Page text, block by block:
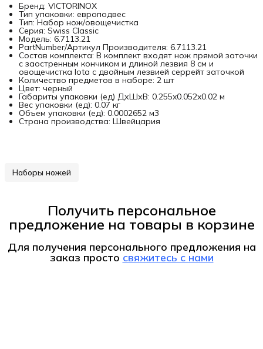
Бренд: VICTORINOX
Тип упаковки: европодвес
Тип: Набор нож/овощечистка
Серия: Swiss Classic
Модель: 6.7113.21
PartNumber/Артикул Производителя: 6.7113.21
Состав комплекта: В комплект входят нож прямой заточки
с заостренным кончиком и длиной лезвия 8 см и
овощечистка Iota с двойным лезвией серрейт заточкой
Количество предметов в наборе: 2 шт
Цвет: черный
Габариты упаковки (ед) ДхШхВ: 0.255x0.052x0.02 м
Вес упаковки (ед): 0.07 кг
Объем упаковки (ед): 0.0002652 м3
Страна производства: Швейцария
Наборы ножей
Получить персональное
предложение на товары в корзине
Для получения персонального предложения на
заказ просто свяжитесь с нами